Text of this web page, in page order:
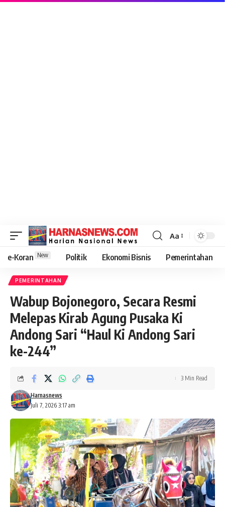
Aa
e-Koran New Politik Ekonomi Bisnis Pemerintahan
PEMERINTAHAN
Wabup Bojonegoro, Secara Resmi
Melepas Kirab Agung Pusaka Ki
Andong Sari “Haul Ki Andong Sari
ke-244”
Juli 7, 2026 3:17 am
Harnasnews
3 Min Read